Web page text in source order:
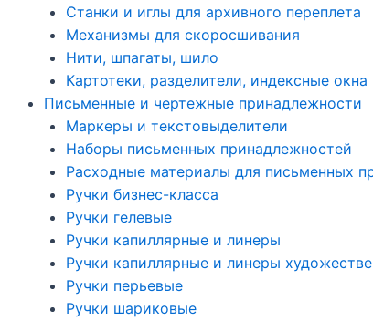
Станки и иглы для архивного переплета
Механизмы для скоросшивания
Нити, шпагаты, шило
Картотеки, разделители, индексные окна
Письменные и чертежные принадлежности
Маркеры и текстовыделители
Наборы письменных принадлежностей
Расходные материалы для письменных
Ручки бизнес-класса
Ручки гелевые
Ручки капиллярные и линеры
Ручки капиллярные и линеры
Ручки перьевые
Ручки шариковые